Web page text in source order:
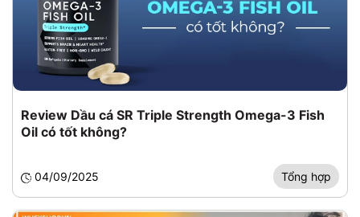
Review Dầu cá SR Triple Strength Omega-3 Fish
Oil có tốt không?
04/09/2025 Tổng hợp